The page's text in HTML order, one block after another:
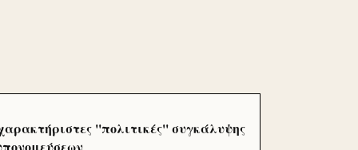
''πολιτικές'' συγκάλυψης